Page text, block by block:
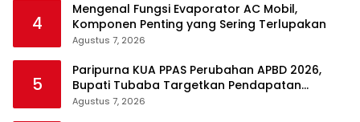
4
Mengenal Fungsi Evaporator AC Mobil,
Komponen Penting yang Sering Terlupakan
Agustus 7, 2026
5
Paripurna KUA PPAS Perubahan APBD 2026,
Bupati Tubaba Targetkan Pendapatan
Daerah Rp820,3 Miliar
Agustus 7, 2026